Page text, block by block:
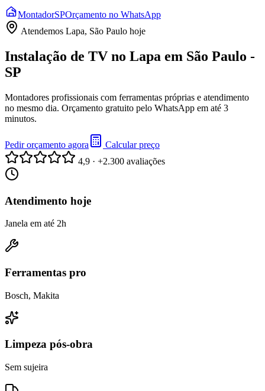
MontadorSPOrçamento no WhatsApp
Atendemos Lapa, São Paulo hoje
Instalação de TV no Lapa em São Paulo -
SP
Montadores profissionais com ferramentas próprias e atendimento
no mesmo dia. Orçamento gratuito pelo WhatsApp em até 3
minutos.
Pedir orçamento agora
Calcular preço
4,9 · +2.300 avaliações
Atendimento hoje
Janela em até 2h
Ferramentas pro
Bosch, Makita
Limpeza pós-obra
Sem sujeira